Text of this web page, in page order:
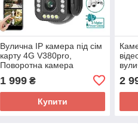
Вулична IP камера під сім
карту 4G V380pro,
Поворотна камера
вулицю
1 999₴
Купити
3G,
2